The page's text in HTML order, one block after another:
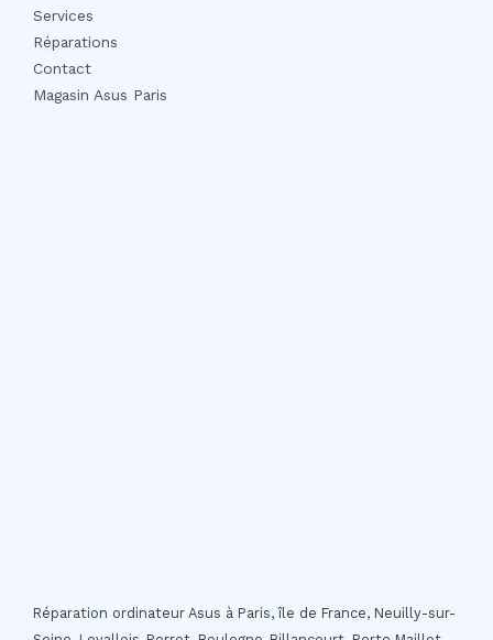
Services
Réparations
Contact
Magasin Asus Paris
Réparation ordinateur Asus à Paris, île de France, Neuilly-sur-